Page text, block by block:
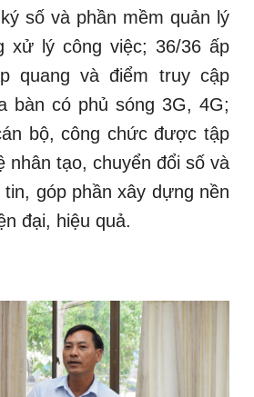
số và phần mềm quản lý
xử lý công việc; 36/36 ấp
quang và điểm truy cập
bàn có phủ sóng 3G, 4G;
bộ, công chức được tập
nhân tạo, chuyển đổi số và
góp phần xây dựng nền
đại, hiệu quả.